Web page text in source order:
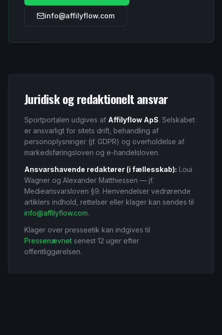
info@affilyflow.com
Juridisk og redaktionelt ansvar
Sportportalen udgives af Affilyflow ApS. Selskabet
er ansvarligt for sitets drift, behandling af
personoplysninger (jf. GDPR) og overholdelse af
markedsføringsloven og e-handelsloven.
Ansvarshavende redaktører (i fællesskab): Loui
Wagner og Alexander Matthiessen — jf.
Medieansvarsloven §9. Henvendelser vedrørende
artiklers indhold, rettelser eller klager kan sendes til
info@affilyflow.com.
Klager over presseetik kan indgives til
Pressenævnet senest 12 uger efter
offentliggørelsen.